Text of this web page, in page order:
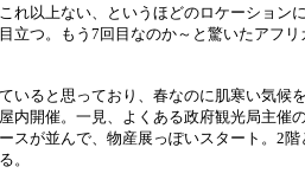
れ以上ない、というほどのロケーション
立つ。もう7回目なのか～と驚いたアフリ
いると思っており、春なのに肌寒い気候
内開催。一見、よくある政府観光局主催
スが並んで、物産展っぽいスタート。2階
。